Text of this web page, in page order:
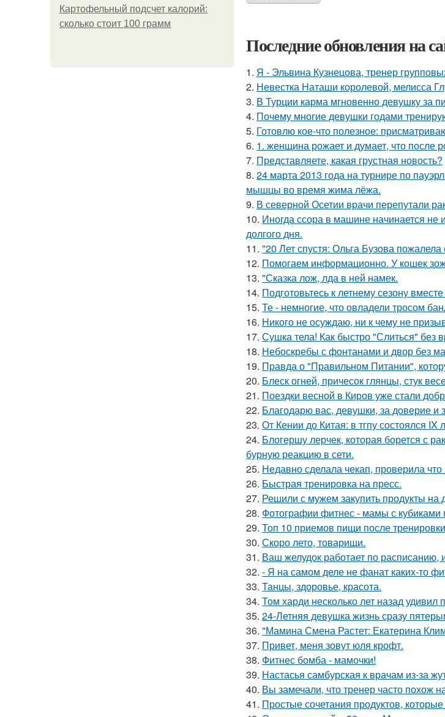
Картофельный подсчет калорий:
сколько стоит 100 грамм
Последние обновления на
1. Я - Эльвина Кузнецова, тренер
2. Невестка Наташи королевой, мелисса
3. В Турции карма мгновенно девушку за
4. Почему многие девушки годами
5. Готовлю кое-что полезное:
6. 1. женщина рожает и думает, что после
7. Представляете, какая грустная новость?
8. 24 марта 2013 года на турнире по
мышцы во время жима лёжа.
9. В северной Осетии врачи перепутали
10. Иногда ссора в машине начинается не
долгого дня.
11. "20 Лет спустя: Ольга Бузова
12. Помогаем информационно. У кошек
13. "Сказка лож, лда в ней намек.
14. Подготовьтесь к летнему сезону
15. Те - немногие, что овладели тросом
16. Никого не осуждаю, ни к чему не
17. Сушка тела! Как быстро "Слиться" без
18. Небоскребы с фонтанами и двор без
19. Правда о "Правильном Питании",
20. Блеск огней, причесок глянцы, стук
21. Поездки весной в Киров уже стали
22. Благодарю вас, девушки, за доверие и
23. От Кении до Китая: в тгпу состоялся
24. Блогершу лерчек, которая борется с
бурную реакцию в сети.
25. Недавно сделала чекап, проверила
26. Быстрая тренировка на пресс.
27. Решили с мужем закупить продукты на
28. Фотографии фитнес - мамы с кубиками
29. Топ 10 приемов пищи после
30. Скоро лето, товарищи.
31. Ваш желудок работает по расписанию,
32. - Я на самом деле не фанат каких-то
33. Танцы, здоровье, красота.
34. Том харди несколько лет назад
35. 24-Летняя девушка жизнь сразу
36. "Мамина Смена Растет: Екатерина
37. Привет, меня зовут юля крофт.
38. Фитнес бомба - мамочки!
39. Настасья самбурская к врачам из-за
40. Вы замечали, что тренер часто похож
41. Простые сочетания продуктов,